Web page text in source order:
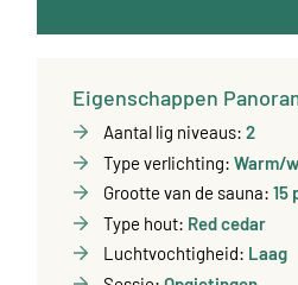
Eigenschappen
Aantal lig niveaus: 2
Type verlichting: Warm/
Grootte van de sauna: 15
Type hout: Red cedar
Luchtvochtigheid: Laag